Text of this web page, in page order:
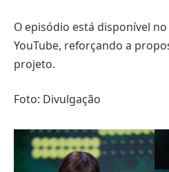
O episódio está disponível
YouTube, reforçando a
projeto.
Foto: Divulgação